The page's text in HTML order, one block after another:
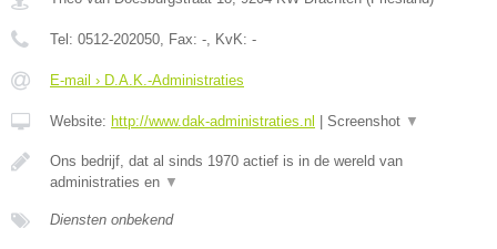
Tel: 0512-202050 , Fax: - , KvK: -
E-mail › D.A.K.-Administraties
Website: http://www.dak-administraties.nl Screenshot ▼
Ons bedrijf, dat al sinds 1970 actief is in de wereld van
administraties en ▼
Diensten onbekend